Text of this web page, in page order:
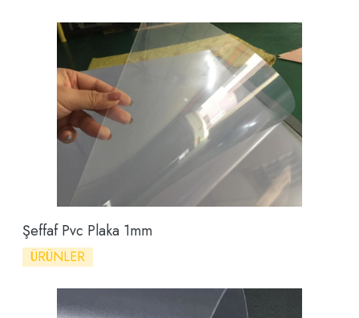
Şeffaf Pvc Plaka 1mm
ÜRÜNLER